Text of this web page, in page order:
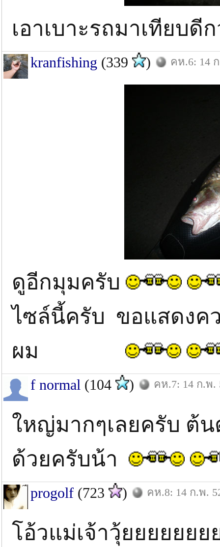
เอาเบาะรถมาเทียบ
kranfishing (339 ) คห.6: 14
ดูอีกมุมครับ
ไซล์นี้ครับ ขอแสดงค
ผม
f normal (104 ) คห.7: 14 ก.พ.
ใหญ่มากๆเลยครับ ต้
ด้วยครับน้า
progolf (723 ) คห.8: 14 ก.พ.
โอ้วแม่เจ้าวุ้ยยยยยย